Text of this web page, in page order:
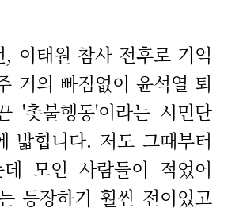
이태원 참사 전후로 기억
거의 빠짐없이 윤석열 퇴
'촛불행동'이라는 시민단
밟힙니다. 저도 그때부터
모인 사람들이 적었어
등장하기 훨씬 전이었고